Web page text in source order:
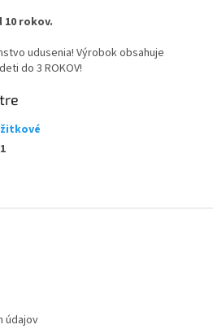
rokov.
udusenia! Výrobok obsahuje
do 3 ROKOV!
údajov